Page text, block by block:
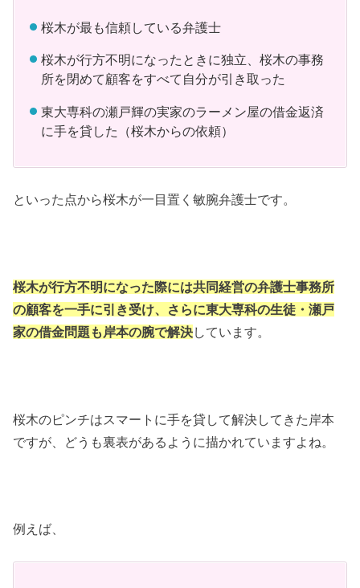
桜木が最も信頼している弁護士
桜木が行方不明になったときに独立、桜木の事務
所を閉めて顧客をすべて自分が引き取った
東大専科の瀬戸輝の実家のラーメン屋の借金返済
に手を貸した（桜木からの依頼）
といった点から桜木が一目置く敏腕弁護士です。
桜木が行方不明になった際には共同経営の弁護士事務所
の顧客を一手に引き受け、さらに東大専科の生徒・瀬戸
家の借金問題も岸本の腕で解決しています。
桜木のピンチはスマートに手を貸して解決してきた岸本
ですが、どうも裏表があるように描かれていますよね。
例えば、